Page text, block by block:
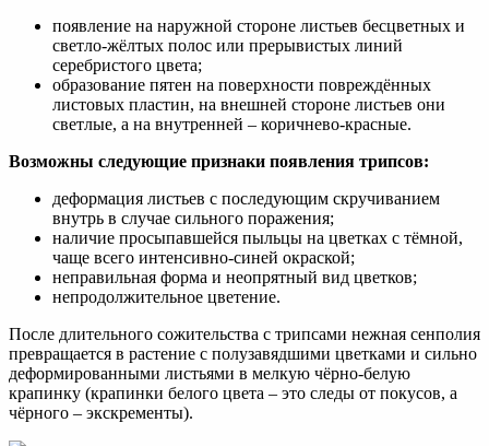
появление на наружной стороне листьев бесцветных и
светло-жёлтых полос или прерывистых линий
серебристого цвета;
образование пятен на поверхности повреждённых
листовых пластин, на внешней стороне листьев они
светлые, а на внутренней – коричнево-красные.
Возможны следующие признаки появления трипсов:
деформация листьев с последующим скручиванием
внутрь в случае сильного поражения;
наличие просыпавшейся пыльцы на цветках с тёмной,
чаще всего интенсивно-синей окраской;
неправильная форма и неопрятный вид цветков;
непродолжительное цветение.
После длительного сожительства с трипсами нежная сенполия
превращается в растение с полузавядшими цветками и сильно
деформированными листьями в мелкую чёрно-белую
крапинку (крапинки белого цвета – это следы от покусов, а
чёрного – экскременты).